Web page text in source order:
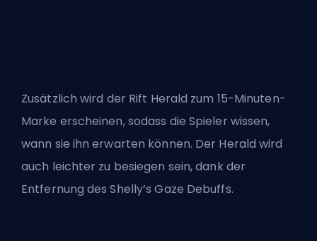
Zusätzlich wird der Rift Herald zum 15-Minuten-
Marke erscheinen, sodass die Spieler wissen,
wann sie ihn erwarten können. Der Herald wird
auch leichter zu besiegen sein, dank der
Entfernung des Shelly’s Gaze Debuffs.